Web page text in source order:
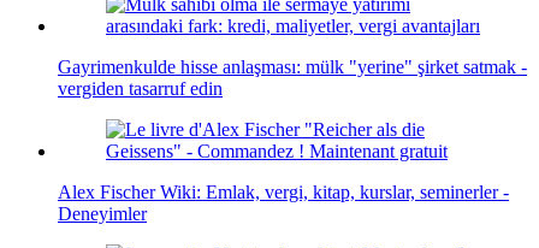
Gayrimenkulde hisse anlaşması: mülk "yerine" şirket satmak -
vergiden tasarruf edin
Alex Fischer Wiki: Emlak, vergi, kitap, kurslar, seminerler -
Deneyimler